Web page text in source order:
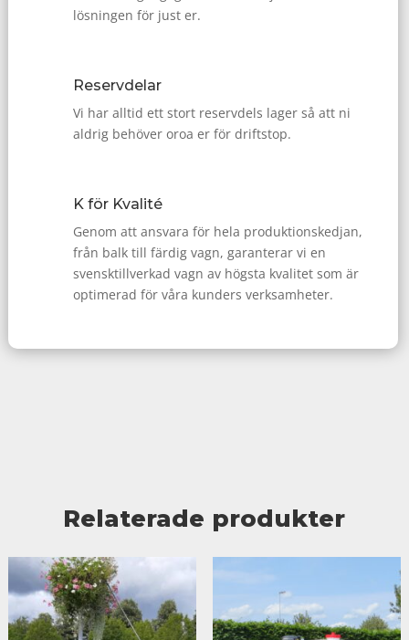
lösningen för just er.
Reservdelar
Vi har alltid ett stort reservdels lager så att ni
aldrig behöver oroa er för driftstop.
K för Kvalité
Genom att ansvara för hela produktionskedjan,
från balk till färdig vagn, garanterar vi en
svensktillverkad vagn av högsta kvalitet som är
optimerad för våra kunders verksamheter.
Relaterade produkter